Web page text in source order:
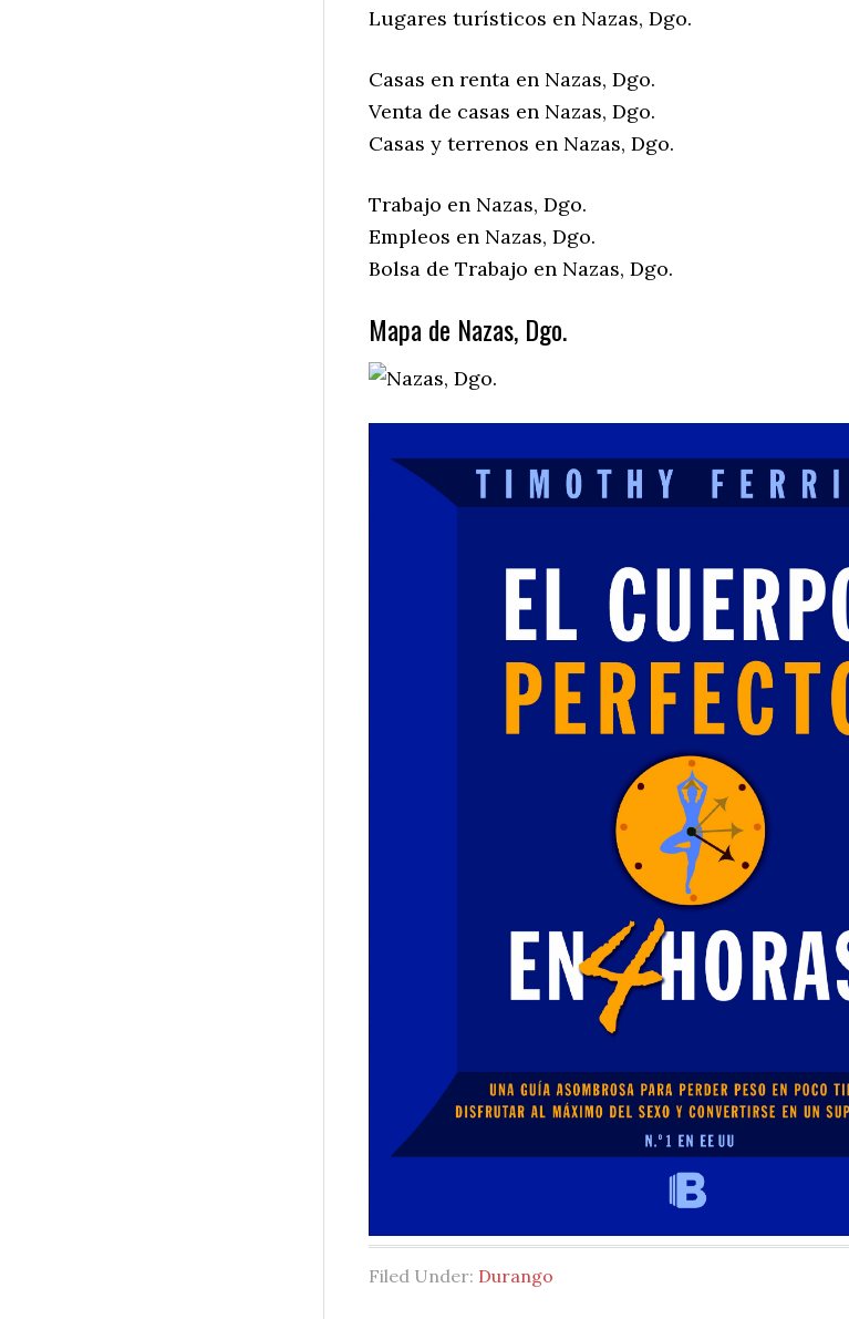
Lugares turísticos en Nazas, Dgo.
Casas en renta en Nazas, Dgo.
Venta de casas en Nazas, Dgo.
Casas y terrenos en Nazas, Dgo.
Trabajo en Nazas, Dgo.
Empleos en Nazas, Dgo.
Bolsa de Trabajo en Nazas, Dgo.
Mapa de Nazas, Dgo.
Filed Under: Durango